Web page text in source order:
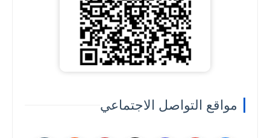
مواقع التواصل الاجتماعي